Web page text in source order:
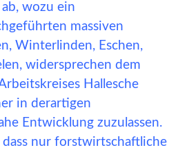
wozu ein
massiven
Winterlinden, Eschen,
widersprechen dem
Hallesche
in derartigen
Entwicklung zuzulassen.
nur forstwirtschaftliche